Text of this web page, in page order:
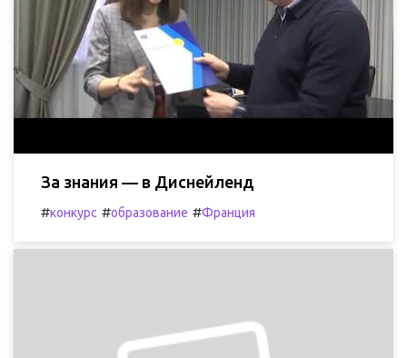
За знания — в Диснейленд
#конкурс #образование #Франция